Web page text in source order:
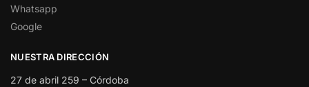
Whatsapp
Google
NUESTRA DIRECCIÓN
27 de abril 259 – Córdoba